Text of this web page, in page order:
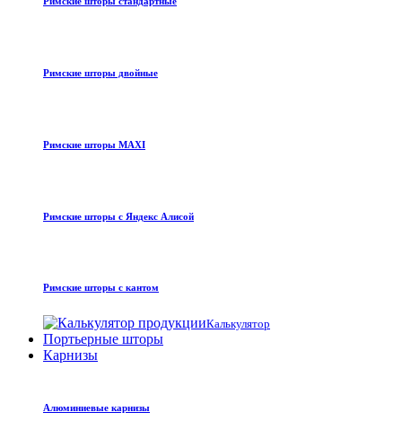
Римские шторы двойные
Римские шторы MAXI
Римские шторы с Яндекс Алисой
Римские шторы с кантом
Калькулятор
Портьерные шторы
Карнизы
Алюминиевые карнизы